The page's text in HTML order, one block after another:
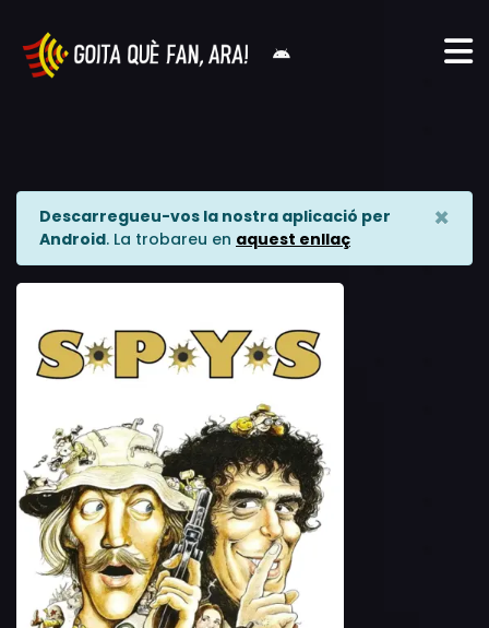
Descarregueu-vos la nostra aplicació per
Android. La trobareu en aquest enllaç
×